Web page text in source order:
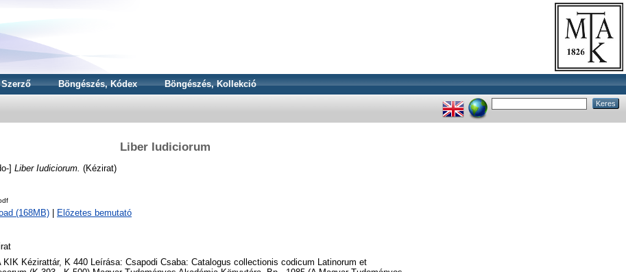
Böngészés, Kódex Böngészés, Kollekció
Liber Iudiciorum
] Liber Iudiciorum. (Kézirat)
(168MB) Előzetes bemutató
KIK Kézirattár, K 440 Leírása: Csapodi Csaba: Catalogus collectionis codicum Latinorum et